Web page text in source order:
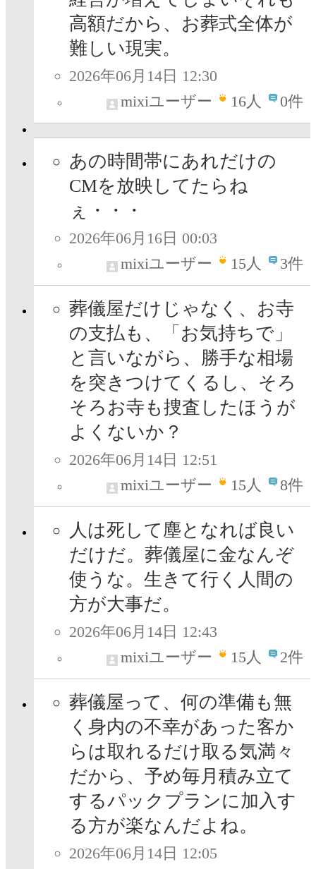
高額だから、お葬式全体が
難しい現実。
2026年06月14日 12:30
mixiユーザー
16人 0件
あの時間帯にあれだけの
CMを放映してたらね
ぇ・・・
2026年06月16日 00:03
mixiユーザー
15人 3件
葬儀屋だけじゃなく、お寺
の支払も、「お気持ちで」
と言いながら、勝手な相場
を突きつけてくるし、そろ
そろお寺も捜査したほうが
よくないか？
2026年06月14日 12:51
mixiユーザー
15人 8件
人は死して塵となれば良い
だけだ。葬儀屋に金なんぞ
使うな。生きて行く人間の
方が大事だ。
2026年06月14日 12:43
mixiユーザー
15人 2件
葬儀屋って、何の準備も無
く身内の不幸があった客か
らは取れるだけ取る気満々
だから、予め毎月積み立て
するパックプランに加入す
る方が楽なんだよね。
2026年06月14日 12:05